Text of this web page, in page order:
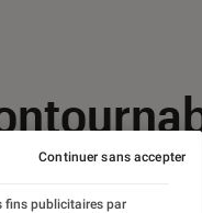
fins publicitaires par
Continuer sans accepter